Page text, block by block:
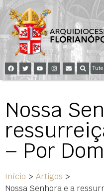
Nossa
– Por
Início > Artigos >
Nossa Senhora e a